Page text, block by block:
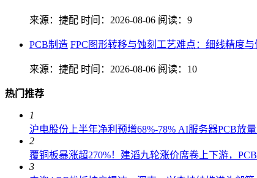
来源：捷配 时间：2026-08-06 阅读：9
PCB制造 FPC图形转移与蚀刻工艺难点：细线精度
来源：捷配 时间：2026-08-06 阅读：10
热门推荐
1
沪电股份上半年净利预增68%-78% AI服务器PCB放
2
覆铜板暴涨超270%！建滔九轮涨价席卷上下游，
3